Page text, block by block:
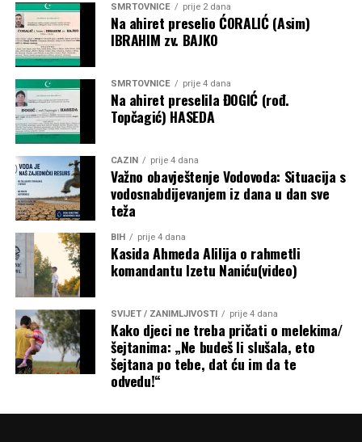
Karate klub “Mladost” –1.500 KM
Objavljivanjem kompletne liste korisnika javnost je po prvi
put dobila detaljan uvid u raspodjelu dodatnih budžetskih
sredstava za sport. Ostaje otvoreno pitanje prema kojim su
kriterijima određeni pojedinačni iznosi, budući da
obrazloženje metodologije raspodjele nije objavljeno.
Post
Share
Tweet
Mail
SMRTOVNICE prije 2 dana
Na ahiret preselio ĆORALIĆ (Asim)
IBRAHIM zv. BAJKO
SMRTOVNICE prije 4 dana
Na ahiret preselila ĐOGIĆ (rođ.
Topčagić) HASEDA
CAZIN prije 4 dana
Važno obavještenje Vodovoda: Situacija s
vodosnabdijevanjem iz dana u dan sve
teža
BIH prije 4 dana
Kasida Ahmeda Alilija o rahmetli
komandantu Izetu Naniću(video)
SVIJET / ZANIMLJIVOSTI prije 4 dana
Kako djeci ne treba pričati o melekima/
šejtanima: „Ne budeš li slušala, eto
šejtana po tebe, dat ću im da te
odvedu!“